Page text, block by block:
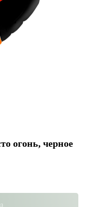
огонь, черное